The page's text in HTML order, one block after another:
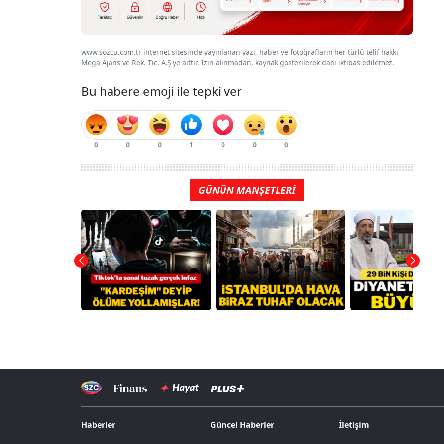
www.sozcu.com.tr internet sitesinde yayınlanan yazı, haber ve fotoğrafların her türlü telif hakkı
Mega Ajans ve Rek. Tic. A.Ş'ye aittir. İzin alınmadan, kaynak gösterilerek dahi iktibas edilemez.
Bu habere emoji ile tepki ver
GÜNÜN MANŞETLERİ
Haberler Güncel Haberler İletişim